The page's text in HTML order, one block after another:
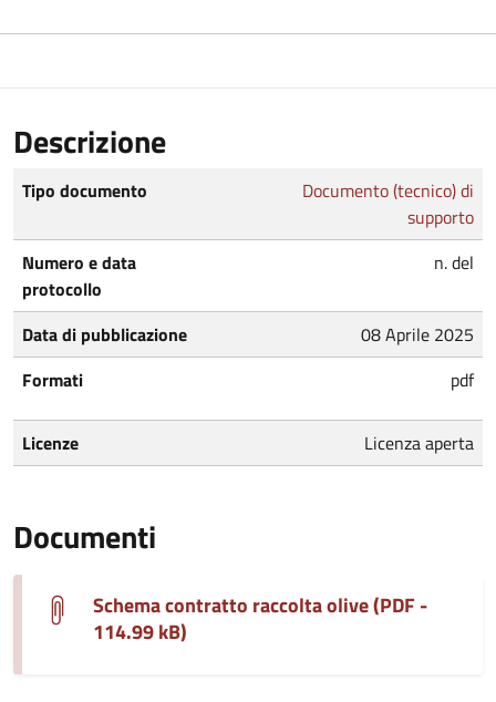
Descrizione
Tipo documento
Documento (tecnico) di
supporto
Numero e data
protocollo
n. del
Data di pubblicazione
08 Aprile 2025
Formati
pdf
Licenze Licenza aperta
Documenti
Schema contratto raccolta olive (PDF -
114.99 kB)